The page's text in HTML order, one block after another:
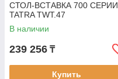
СТОЛ-ВСТАВКА 700 СЕРИИ
TATRA TWT.47
В наличии
239 256 ₸
Купить